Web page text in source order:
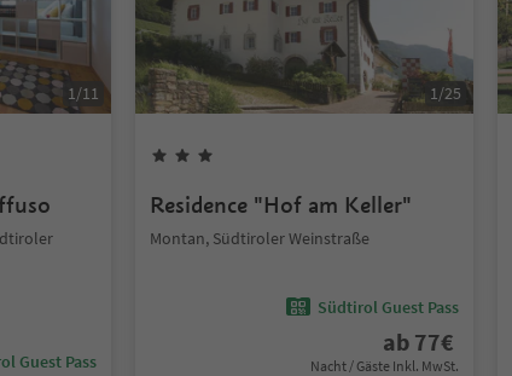
1/11
Guest Pass
1/25
Residence "Hof am Keller"
Montan, Südtiroler Weinstraße
Südtirol Guest Pass
ab 77€
Nacht / Gäste Inkl. MwSt.